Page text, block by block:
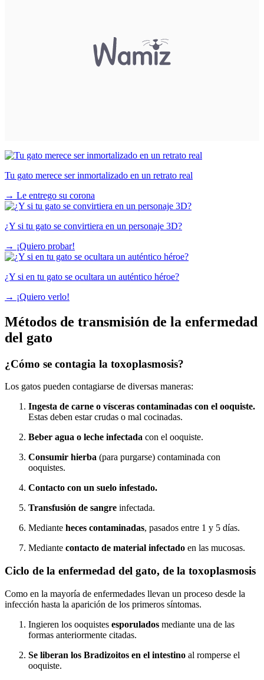
Tu gato merece ser inmortalizado en un retrato real
→ Le entrego su corona
¿Y si tu gato se convirtiera en un personaje 3D?
→ ¡Quiero probar!
¿Y si en tu gato se ocultara un auténtico héroe?
→ ¡Quiero verlo!
Métodos de transmisión de la enfermedad
del gato
¿Cómo se contagia la toxoplasmosis?
Los gatos pueden contagiarse de diversas maneras:
Ingesta de carne o vísceras contaminadas con el ooquiste.
Estas deben estar crudas o mal cocinadas.
Beber agua o leche infectada con el ooquiste.
Consumir hierba (para purgarse) contaminada con
ooquistes.
Contacto con un suelo infestado.
Transfusión de sangre infectada.
Mediante heces contaminadas, pasados entre 1 y 5 días.
Mediante contacto de material infectado en las mucosas.
Ciclo de la enfermedad del gato, de la toxoplasmosis
Como en la mayoría de enfermedades llevan un proceso desde la
infección hasta la aparición de los primeros síntomas.
Ingieren los ooquistes esporulados mediante una de las
formas anteriormente citadas.
Se liberan los Bradizoitos en el intestino al romperse el
ooquiste.